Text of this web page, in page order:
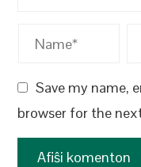
Save my name,
browser for the